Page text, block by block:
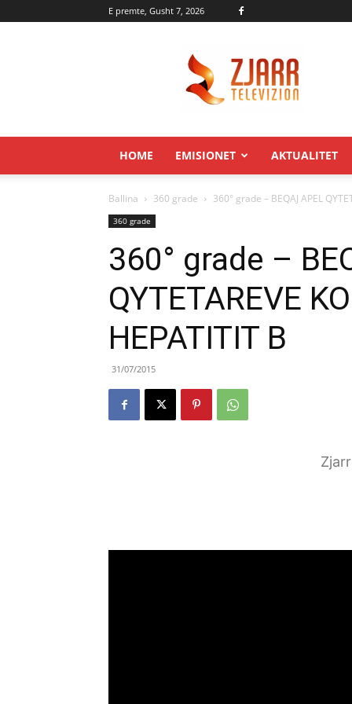
E premte, Gusht 7, 2026
HOME EMISIONET AKTUALITET
Ballina 360 grade 360° grade – BEQAJ APEL
360 grade
360° grade –
QYTETAREVE
HEPATITIT B
31/07/2015